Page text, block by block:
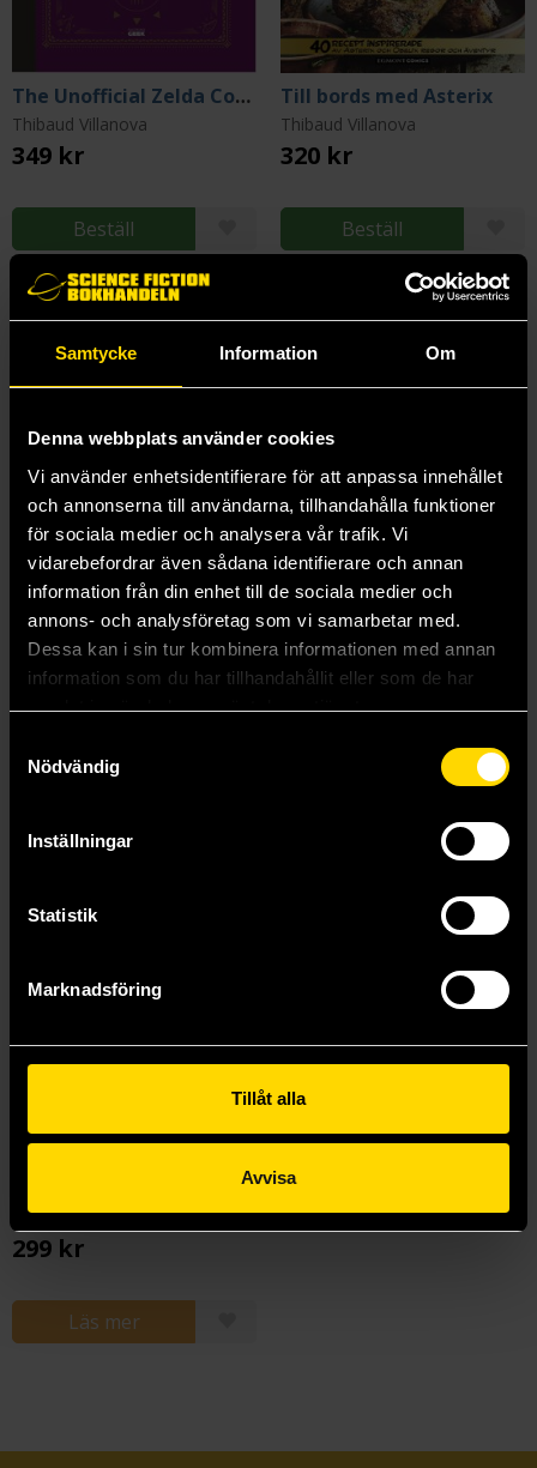
Samtycke Information Om
Denna webbplats använder cookies
Vi använder enhetsidentifierare för att anpassa innehållet
och annonserna till användarna, tillhandahålla funktioner
för sociala medier och analysera vår trafik. Vi
vidarebefordrar även sådana identifierare och annan
information från din enhet till de sociala medier och
annons- och analysföretag som vi samarbetar med.
Dessa kan i sin tur kombinera informationen med annan
information som du har tillhandahållit eller som de har
samlat in när du har använt deras tjänster.
Nödvändig
Inställningar
Statistik
Marknadsföring
Tillåt alla
Avvisa
The Unofficial Zelda Cookbook
Thibaud Villanova
349 kr
Beställ
Till bords med Asterix
Thibaud Villanova
320 kr
Beställ
Gastronogeek Gothic Recipes
Thibaud Villanova
Beställ
Thibaud Villanova
Gastronogeek Cult TV Cookbook
Thibaud Villanova
299 kr
Läs mer